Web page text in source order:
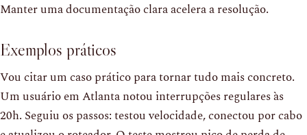
Manter uma documentação clara acelera a resolução.
Exemplos práticos
Vou citar um caso prático para tornar tudo mais concreto.
Um usuário em Atlanta notou interrupções regulares às
20h. Seguiu os passos: testou velocidade, conectou por cabo